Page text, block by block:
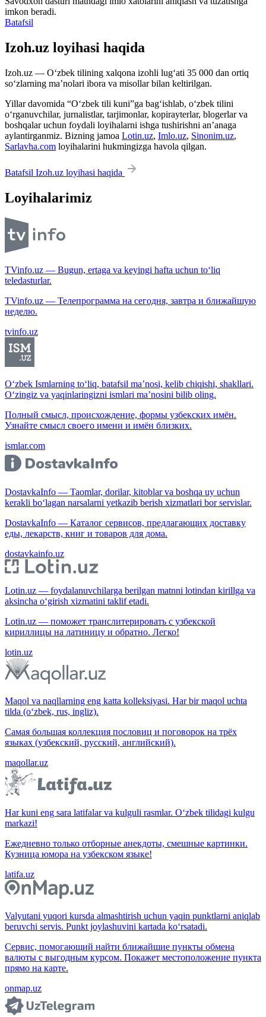
imkon beradi.
Batafsil
Izoh.uz loyihasi haqida
Izoh.uz — O‘zbek tilining xalqona izohli lug‘ati 35 000 dan ortiq
so‘zlarning ma’nolari ibora va misollar bilan keltirilgan.
Yillar davomida “O‘zbek tili kuni”ga bag‘ishlab, o‘zbek tilini
o‘rganuvchilar, jurnalistlar, tarjimonlar, kopirayterlar, blogerlar va
boshqalar uchun foydali loyihalarni ishga tushirishni an’anaga
aylantirganmiz. Bizning jamoa Lotin.uz, Imlo.uz, Sinonim.uz,
Sarlavha.com loyihalarini hukmingizga havola qilgan.
Batafsil Izoh.uz loyihasi haqida
Loyihalarimiz
TVinfo.uz — Bugun, ertaga va keyingi hafta uchun to‘liq
teledasturlar.
TVinfo.uz — Телепрограмма на сегодня, завтра и ближайшую
неделю.
tvinfo.uz
O‘zbek Ismlarning to‘liq, batafsil ma’nosi, kelib chiqishi, shakllari.
O‘zingiz va yaqinlaringizni ismlari ma’nosini bilib oling.
Полный смысл, происхождение, формы узбекских имён.
Узнайте смысл своего имени и имён близких.
ismlar.com
DostavkaInfo — Taomlar, dorilar, kitoblar va boshqa uy uchun
kerakli bo‘lagan narsalarni yetkazib berish xizmatlari bor servislar.
DostavkaInfo — Каталог сервисов, предлагающих доставку
еды, лекарств, книг и товаров для дома.
dostavkainfo.uz
Lotin.uz — foydalanuvchilarga berilgan matnni lotindan kirillga va
aksincha o‘girish xizmatini taklif etadi.
Lotin.uz — поможет транслитерировать с узбекской
кириллицы на латиницу и обратно. Легко!
lotin.uz
Maqol va naqllarning eng katta kolleksiyasi. Har bir maqol uchta
tilda (o‘zbek, rus, ingliz).
Самая большая коллекция пословиц и поговорок на трёх
языках (узбекский, русский, английский).
maqollar.uz
Har kuni eng sara latifalar va kulguli rasmlar. O‘zbek tilidagi kulgu
markazi!
Ежедневно только отборные анекдоты, смешные картинки.
Кузница юмора на узбекском языке!
latifa.uz
Valyutani yuqori kursda almashtirish uchun yaqin punktlarni aniqlab
beruvchi servis. Punkt joylashuvini kartada ko‘rsatadi.
Сервис, помогающий найти ближайшие пункты обмена
валюты с выгодным курсом. Покажет местоположение пункта
прямо на карте.
onmap.uz